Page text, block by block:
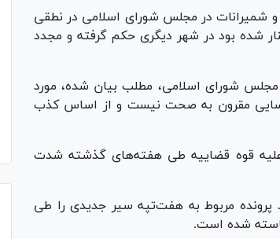
و شمیرانات در مجلس شورای اسلامی در نطقی
شده بود در شهر دیگری حکم گرفته و مجدد
شورای اسلامی، مطلب بیان شده، مورد
مقرون به صحت نیست و از اساس کذب
قوه قضاییه طی هفته‌های گذشته شدت
مربوط به هفت‌تپه سیر جدیدی را طی
شده است.